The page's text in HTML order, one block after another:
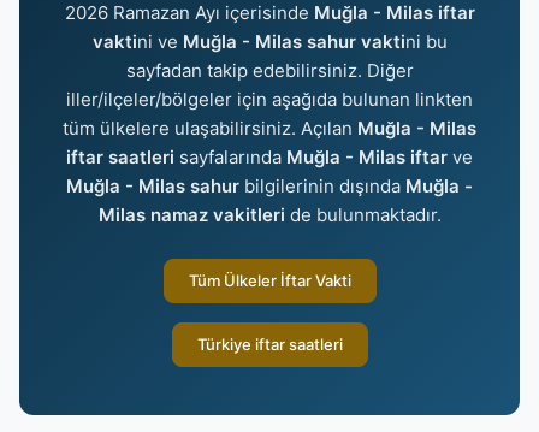
2026 Ramazan Ayı içerisinde Muğla - Milas iftar
vaktini ve Muğla - Milas sahur vaktini bu
sayfadan takip edebilirsiniz. Diğer
iller/ilçeler/bölgeler için aşağıda bulunan linkten
tüm ülkelere ulaşabilirsiniz. Açılan Muğla - Milas
iftar saatleri sayfalarında Muğla - Milas iftar ve
Muğla - Milas sahur bilgilerinin dışında Muğla -
Milas namaz vakitleri de bulunmaktadır.
Tüm Ülkeler İftar Vakti
Türkiye iftar saatleri